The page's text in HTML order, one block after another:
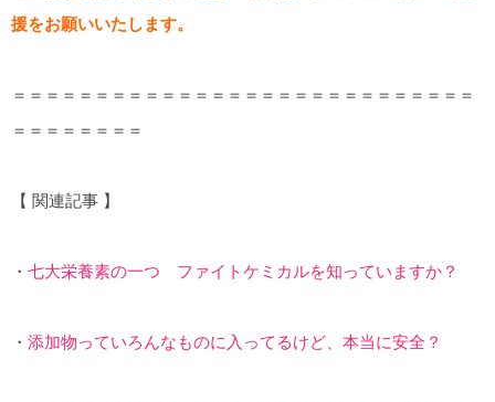
援をお願いいたします。
＝＝＝＝＝＝＝＝＝＝＝＝＝＝＝＝＝＝＝＝＝＝＝＝＝＝＝＝
＝＝＝＝＝＝＝＝
【 関連記事 】
・ 七大栄養素の一つ ファイトケミカルを知っていますか？
・ 添加物っていろんなものに入ってるけど、本当に安全？